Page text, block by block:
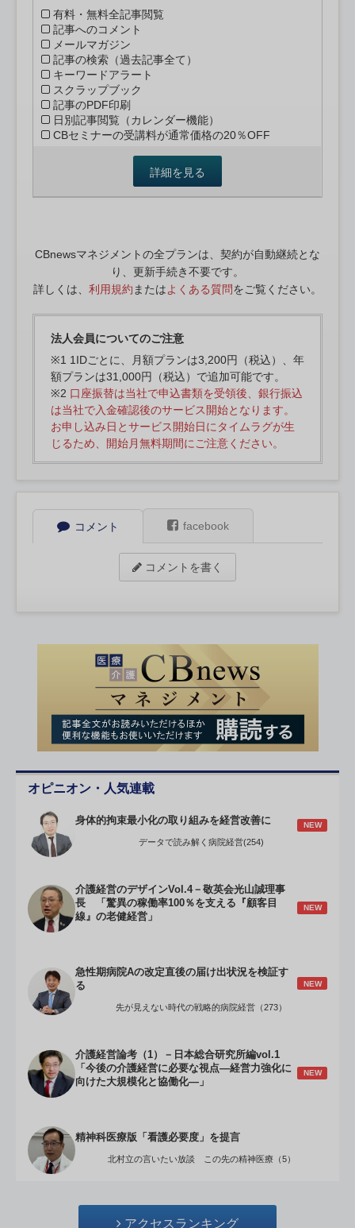
有料・無料全記事閲覧
記事へのコメント
メールマガジン
記事の検索（過去記事全て）
キーワードアラート
スクラップブック
記事のPDF印刷
日別記事閲覧（カレンダー機能）
CBセミナーの受講料が通常価格の20％OFF
詳細を見る
CBnewsマネジメントの全プランは、契約が自動継続とな
り、更新手続き不要です。
詳しくは、 利用規約 またはよくある質問をご覧ください。
法人会員についてのご注意
※1 1IDごとに、月額プランは3,200円（税込）、年
額プランは31,000円（税込）で追加可能です。
※2 口座振替は当社で申込書類を受領後、銀行振込
は当社で入金確認後のサービス開始となります。
お申し込み日とサービス開始日にタイムラグが生
じるため、開始月無料期間にご注意ください。
コメント facebook
コメントを書く
オピニオン・人気連載
身体的拘束最小化の取り組みを経営改善に NEW
データで読み解く病院経営(254)
介護経営のデザインVol.4－敬英会光山誠理事
長 「驚異の稼働率100％を支える『顧客目
線』の老健経営」
NEW
急性期病院Aの改定直後の届け出状況を検証す
る
NEW
先が見えない時代の戦略的病院経営（273）
介護経営論考（1）－日本総合研究所編vol.1
「今後の介護経営に必要な視点―経営力強化に
向けた大規模化と協働化―」
NEW
精神科医療版「看護必要度」を提言
北村立の言いたい放談 この先の精神医療（5）
アクセスランキング